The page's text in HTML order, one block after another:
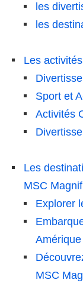
les
les
Les
Sport et
Activités
Les
MSC
Explorer
MSC